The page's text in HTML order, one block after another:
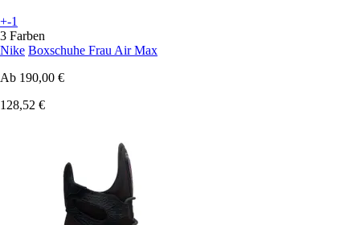
+-1
3 Farben
Nike Boxschuhe Frau Air Max
Ab 190,00 €
128,52 €